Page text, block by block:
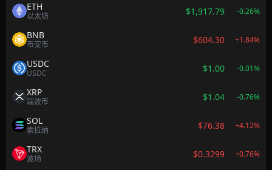
ETH
以太坊 $1,917.79 -0.26%
BNB
币安币 $604.30 +1.84%
USDC
USDC $1.00 -0.01%
XRP
瑞波币 $1.04 -0.76%
SOL
索拉纳 $76.38 +4.12%
TRX
波场 $0.3299 +0.76%